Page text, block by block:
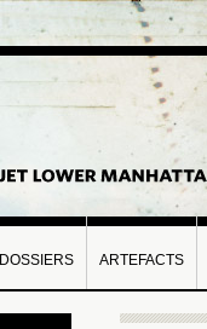
DOSSIERS ARTEFACTS